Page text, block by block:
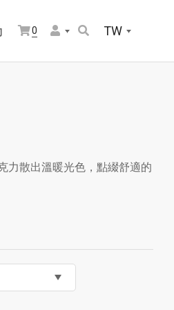
0 TW
力散出溫暖光色，點綴舒適的